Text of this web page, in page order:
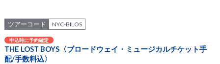
ツアーコード NYC-BILOS
申込時に予約確定
THE LOST BOYS〈ブロードウェイ・ミュージカルチケット手
配/手数料込〉